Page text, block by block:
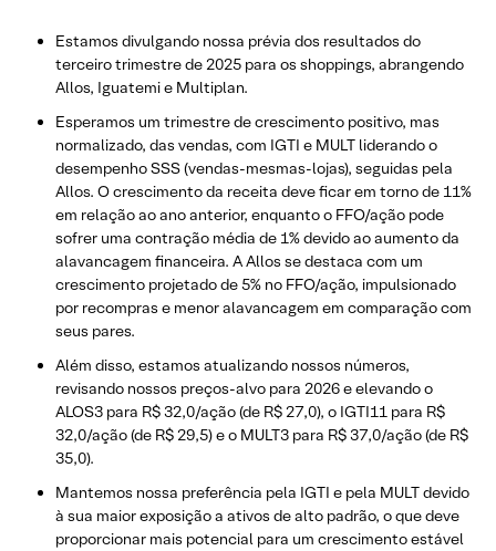
Estamos divulgando nossa prévia dos resultados do
terceiro trimestre de 2025 para os shoppings, abrangendo
Allos, Iguatemi e Multiplan.
Esperamos um trimestre de crescimento positivo, mas
normalizado, das vendas, com IGTI e MULT liderando o
desempenho SSS (vendas-mesmas-lojas), seguidas pela
Allos. O crescimento da receita deve ficar em torno de 11%
em relação ao ano anterior, enquanto o FFO/ação pode
sofrer uma contração média de 1% devido ao aumento da
alavancagem financeira. A Allos se destaca com um
crescimento projetado de 5% no FFO/ação, impulsionado
por recompras e menor alavancagem em comparação com
seus pares.
Além disso, estamos atualizando nossos números,
revisando nossos preços-alvo para 2026 e elevando o
ALOS3 para R$ 32,0/ação (de R$ 27,0), o IGTI11 para R$
32,0/ação (de R$ 29,5) e o MULT3 para R$ 37,0/ação (de R$
35,0).
Mantemos nossa preferência pela IGTI e pela MULT devido
à sua maior exposição a ativos de alto padrão, o que deve
proporcionar mais potencial para um crescimento estável